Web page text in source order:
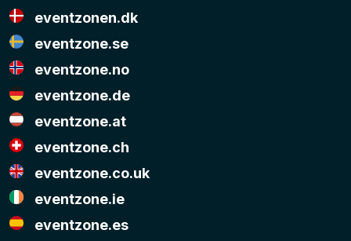
eventzonen.dk
eventzone.se
eventzone.no
eventzone.de
eventzone.at
eventzone.ch
eventzone.co.uk
eventzone.ie
eventzone.es